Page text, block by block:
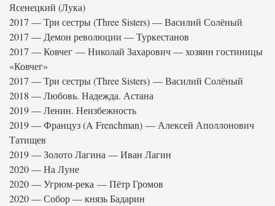
Ясенецкий (Лука)
2017 — Три сестры (Three Sisters) — Василий Солёный
2017 — Демон революции — Туркестанов
2017 — Ковчег — Николай Захарович — хозяин гостиницы
«Ковчег»
2017 — Три сестры (Three Sisters) — Василий Солёный
2018 — Любовь. Надежда. Астана
2019 — Ленин. Неизбежность
2019 — Француз (A Frenchman) — Алексей Аполлонович
Татищев
2019 — Золото Лагина — Иван Лагин
2020 — На Луне
2020 — Угрюм-река — Пётр Громов
2020 — Собор — князь Бадарин